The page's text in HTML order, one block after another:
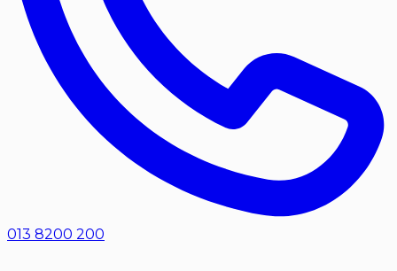
013 8200 200